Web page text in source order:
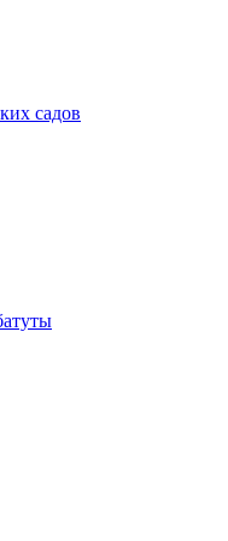
садов